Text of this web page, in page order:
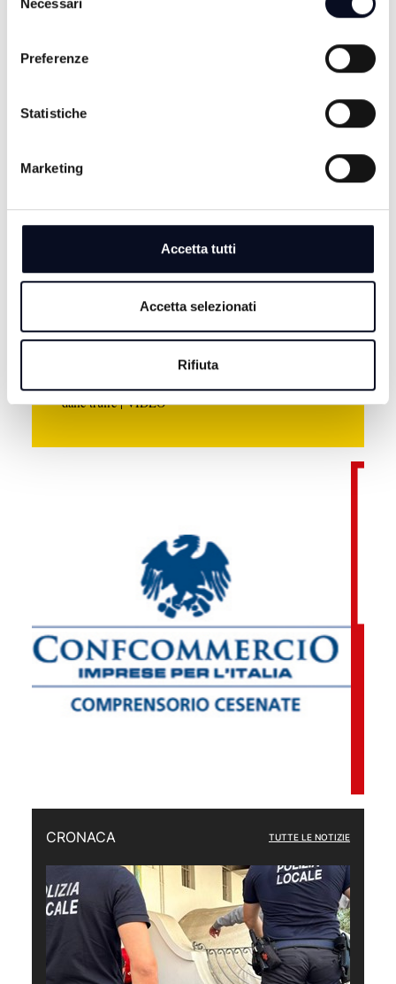
del
Preferenze
Statistiche
Marketing
Accetta tutti
Accetta selezionati
Rifiuta
6 AGOSTO 2026
SAN MARINO: Caldo e siccità, dichiarato lo stato di
6 AGOSTO 2026
EMILIA-ROMAGNA: Migliaia di messaggi per l'ultimo
ROMAGNA: Case vacanza fantasma, come difendersi
dalle truffe | VIDEO
CRONACA TUTTE LE NOTIZIE